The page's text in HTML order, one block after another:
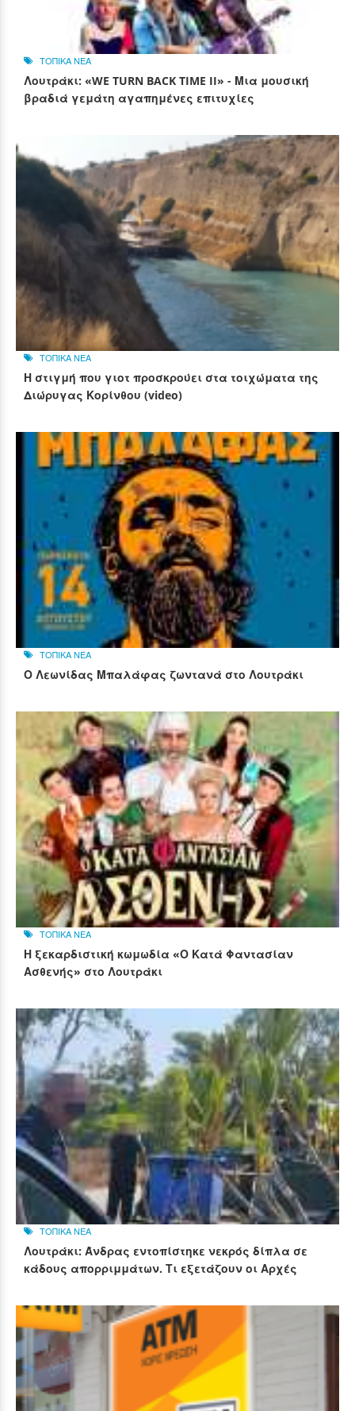
ΤΟΠΙΚΑ ΝΕΑ
Λουτράκι: «WE TURN BACK TIME II» - Μια μουσική
βραδιά γεμάτη αγαπημένες επιτυχίες
ΤΟΠΙΚΑ ΝΕΑ
Η στιγμή που γιοτ προσκρούει στα τοιχώματα της
Διώρυγας Κορίνθου (video)
ΤΟΠΙΚΑ ΝΕΑ
Ο Λεωνίδας Μπαλάφας ζωντανά στο Λουτράκι
ΤΟΠΙΚΑ ΝΕΑ
Η ξεκαρδιστική κωμωδία «Ο Κατά Φαντασίαν
Ασθενής» στο Λουτράκι
ΤΟΠΙΚΑ ΝΕΑ
Λουτράκι: Άνδρας εντοπίστηκε νεκρός δίπλα σε
κάδους απορριμμάτων. Τι εξετάζουν οι Αρχές